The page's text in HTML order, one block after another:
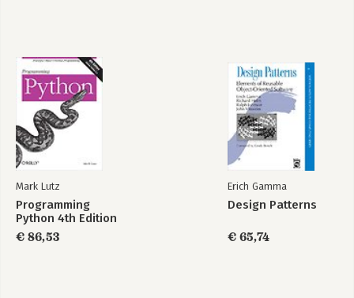
Mark Lutz
Programming
Python 4th Edition
€ 86,53
Erich Gamma
Design Patterns
€ 65,74